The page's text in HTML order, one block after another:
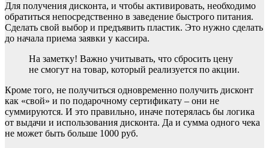
Для получения дисконта, и чтобы активировать, необходимо
обратиться непосредственно в заведение быстрого питания.
Сделать свой выбор и предъявить пластик. Это нужно сделать
до начала приема заявки у кассира.
На заметку! Важно учитывать, что сбросить цену
не смогут на товар, который реализуется по акции.
Кроме того, не получиться одновременно получить дисконт
как «свой» и по подарочному сертификату – они не
суммируются. И это правильно, иначе потерялась бы логика
от выдачи и использования дисконта. Да и сумма одного чека
не может быть больше 1000 руб.